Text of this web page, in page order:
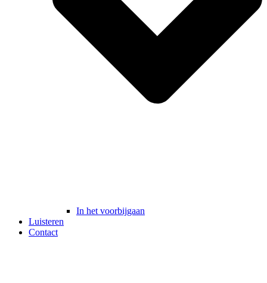
In het voorbijgaan
Luisteren
Contact